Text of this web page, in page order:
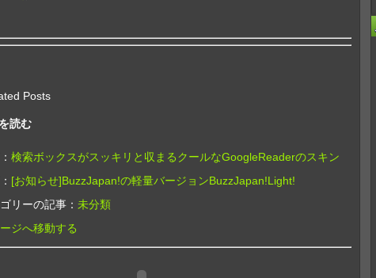
Posts
読む
検索ボックスがスッキリと収まるクールなGoogleReaderのスキン
[お知らせ]BuzzJapan!の軽量バージョンBuzzJapan!Light!
リーの記事： 未分類
ジへ移動する